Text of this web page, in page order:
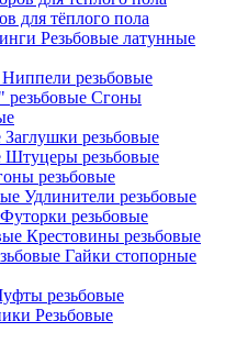
для тёплого пола
Резьбовые латунные
Ниппели резьбовые
Сгоны
Заглушки резьбовые
Штуцеры резьбовые
резьбовые
Удлинители резьбовые
Футорки резьбовые
Крестовины резьбовые
Гайки стопорные
резьбовые
Резьбовые